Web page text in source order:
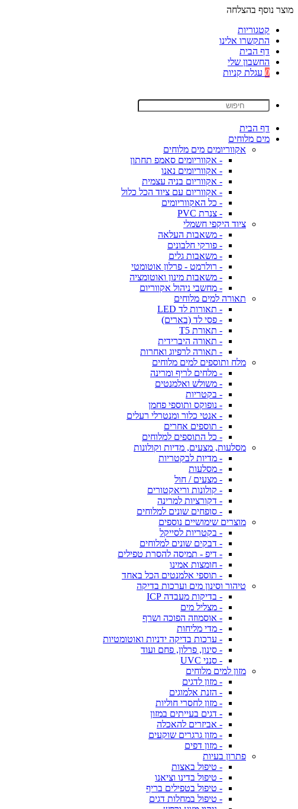
מוצר נוסף בהצלחה
קטגוריות
התקשרו אלינו
דף הבית
החשבון שלי
0 עגלת קניות
דף הבית
מים מלוחים
אקווריומים מים מלוחים
- אקווריומים סאמפ תחתון
- אקווריומים נאנו
- אקווריום בניה עצמית
- אקווריום עם ציוד הכל כלול
- כל האקווריומים
- צנרת PVC
ציוד היקפי חשמלי
- משאבות העלאה
- פורקי חלבונים
- משאבות גלים
- רולרמט - פרלון אוטומטי
- משאבות מינון ואוטומציה
- מחשבי ניהול אקווריום
תאורה למים מלוחים
- תאורות לד LED
- פסי לד (בארים)
- תאורת T5
- תאורה היברידית
- תאורה לרפיוג ואחרות
מלח ותוספים למים מלוחים
- מלחים לריף ומרינה
- משולש ואלמנטים
- בקטריות
- נופוקס ותוספי פחמן
- אנטי כלור ומנטרלי רעלים
- תוספים אחרים
- כל התוספים למלוחים
מסלעות, מצעים, מדיות וקולונות
- מדיות לבקטריות
- מסלעות
- מצעים / חול
- קולונות וריאקטורים
- דקורציות למרינה
- סופחים שונים למלוחים
מוצרים שימושיים נוספים
- בקטריות לסייקל
- דבקים שונים למלוחים
- דיפ - תמיסה להסרת טפילים
- חומצות אמינו
- תוספי אלמנטים הכל באחד
טיהור וסינון מים וערכות בדיקה
- בדיקות מעבדה ICP
- מצליל מים
- אוסמוזה הפוכה ושרף
- מדי מליחות
- ערכות בדיקה ידניות ואוטומטיות
- סינון, פרלון, פחם ועוד
- סנני UVC
מזון למים מלוחים
- מזון לדגים
- הזנת אלמוגים
- מזון לחסרי חוליות
- דגים בעייתים במזון
- אביזרים להאכלה
- מזון גרגרים שוקעים
- מזון דפים
פתרון בעיות
- טיפול באצות
- טיפול בדינו וציאנו
- טיפול בטפילים בריף
- טיפול במחלות דגים